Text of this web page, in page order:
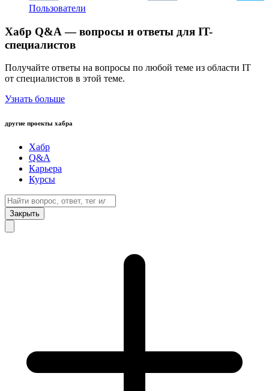
Пользователи
Хабр Q&A — вопросы и ответы для IT-
специалистов
Получайте ответы на вопросы по любой теме из области IT
от специалистов в этой теме.
Узнать больше
другие проекты хабра
Хабр
Q&A
Карьера
Курсы
Закрыть